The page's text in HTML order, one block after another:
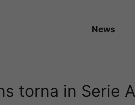
News
torna in Serie